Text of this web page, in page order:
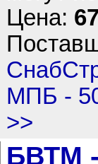
Цена:
МПБ -
>>
БВТМ